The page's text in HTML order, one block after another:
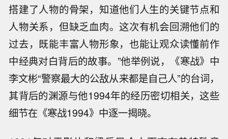
搭建了人物的骨架，知道他们人生的关键节点和
人物关系，但缺乏血肉。这次有机会回溯他们的
过去，既能丰富人物形象，也能让观众读懂前作
中经典对白背后的故事。”他举例说，《寒战》中
李文彬“警察最大的公敌从来都是自己人”的台词，
其背后的渊源与他1994年的经历密切相关，这些
细节在《寒战1994》中逐一揭晓。